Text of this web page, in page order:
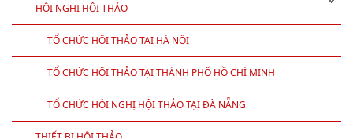
HỘI NGHỊ HỘI THẢO
TỔ CHỨC HỘI THẢO TẠI HÀ NỘI
TỔ CHỨC HỘI THẢO TẠI THÀNH PHỐ HỒ CHÍ MINH
TỔ CHỨC HỘI NGHỊ HỘI THẢO TẠI ĐÀ NẴNG